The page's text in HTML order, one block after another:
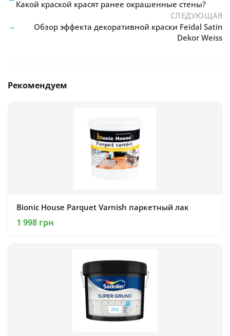
Какой краской красят ранее окрашенные стены?
СЛЕДУЮЩАЯ
Обзор эффекта декоративной краски Feidal Satin
Dekor Weiss
→
Рекомендуем
Bionic House Parquet Varnish паркетный лак
1 998 грн